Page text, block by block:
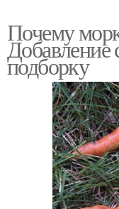
Почему
Добавление
подборку